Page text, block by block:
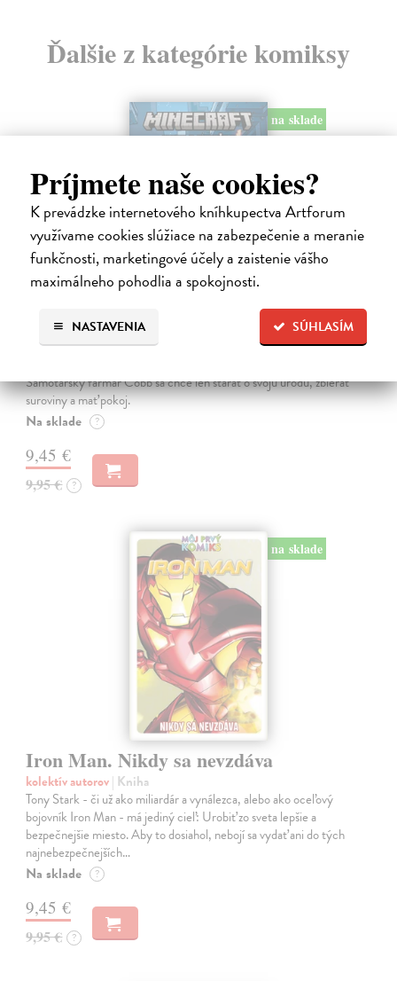
Príjmete naše cookies?
K prevádzke internetového kníhkupectva Artforum
využívame cookies slúžiace na zabezpečenie a meranie
funkčnosti, marketingové účely a zaistenie vášho
maximálneho pohodlia a spokojnosti.
SÚHLASÍM
NASTAVENIA
Ďalšie z kategórie komiksy
na sklade
Minecraft: Srdce z kameňa 2
Clemson Andrew, Lawson Jeremy, Esposito Taylor| Kniha
Samotársky farmár Cobb sa chce len starať o svoju úrodu, zbierať
suroviny a mať pokoj.
Na sklade ?
9,45 €
9,95 € ?
na sklade
Iron Man. Nikdy sa nevzdáva
kolektív autorov| Kniha
Tony Stark - či už ako miliardár a vynálezca, alebo ako oceľový
bojovník Iron Man - má jediný cieľ: Urobiť zo sveta lepšie a
bezpečnejšie miesto. Aby to dosiahol, nebojí sa vydať ani do tých
najnebezpečnejších…
Na sklade ?
9,45 €
9,95 € ?